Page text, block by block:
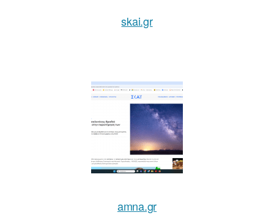
skai.gr
amna.gr